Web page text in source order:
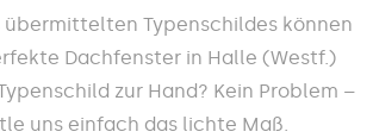
übermittelten Typenschildes können
Dachfenster in Halle (Westf.)
zur Hand? Kein Problem –
uns einfach das lichte Maß.